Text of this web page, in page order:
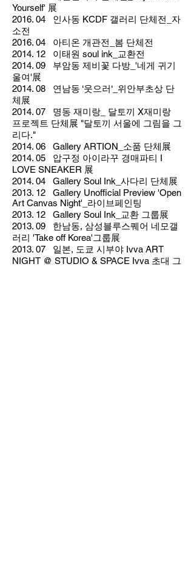
Yourself' 展
2016. 04 인사동 KCDF 갤러리 단체전_자
소전
2016. 04 아티온 개관전_봄 단체전
2014. 12 이태원 soul ink_교환전
2014. 09 부암동 제비꽃 다방_'네게 귀기
울여'展
2014. 08 연남동 ‘웃으러‘_위안부초상 단
체展
2014. 07 명동 재미랑_ 달토끼 X재미랑
프로젝트 단체展 "달토끼 서울에 그림을 그
리다."
2014. 06 Gallery ARTION_소품 단체展
2014. 05 압구정 아이라꾸 경매파티 I
LOVE SNEAKER 展
2014. 04 Gallery Soul Ink_사다리 단체展
2013. 12 Gallery Unofficial Preview 'Open
Art Canvas Night'_라이브페인팅
2013. 12 Gallery Soul Ink_교환 그룹展
2013. 09 한남동, 삼성블루스퀘어 네모갤
러리 'Take off Korea'그룹展
2013. 07 일본, 도쿄 시부야 Ivva ART
NIGHT @ STUDIO & SPACE Ivva 초대 그